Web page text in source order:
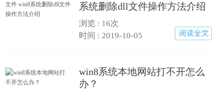
系统删除dll文件操作方法介绍
浏览 : 16次
时间 : 2019-10-05
win8系统本地网站打不开怎么
办？